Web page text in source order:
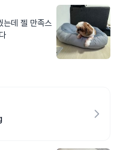
는데 젤 만족스